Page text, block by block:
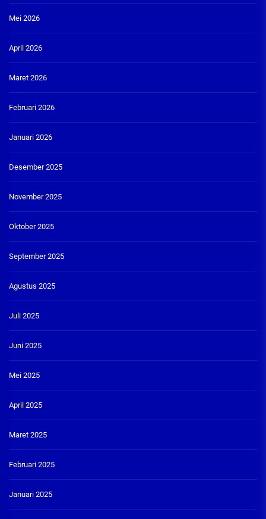
Mei 2026
April 2026
Maret 2026
Februari 2026
Januari 2026
Desember 2025
November 2025
Oktober 2025
September 2025
Agustus 2025
Juli 2025
Juni 2025
Mei 2025
April 2025
Maret 2025
Februari 2025
Januari 2025